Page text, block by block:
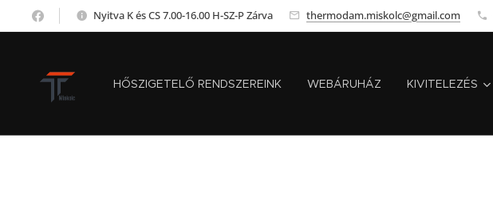
Nyitva K és CS 7.00-16.00 H-SZ-P Zárva thermodam.miskolc@gmail.com
HŐSZIGETELŐ RENDSZEREINK WEBÁRUHÁZ KIVITELEZÉS